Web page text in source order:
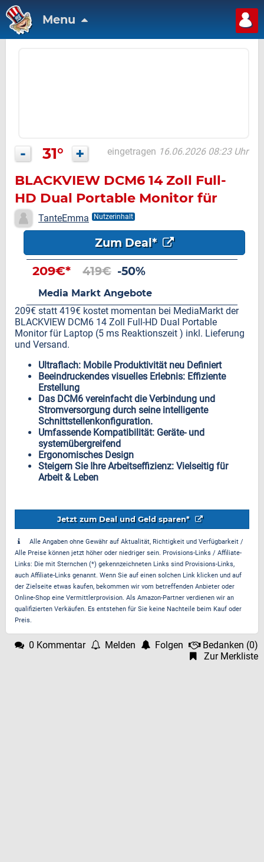
Menu
- 31° + eingetragen 16.06.2026 08:23 Uhr
BLACKVIEW DCM6 14 Zoll Full-
HD Dual Portable Monitor für
Laptop (5 ms Reaktionszeit )
TanteEmma Nutzerinhalt
Zum Deal*
209€* 419€ -50%
Media Markt Angebote
209€ statt 419€ kostet momentan bei MediaMarkt der
BLACKVIEW DCM6 14 Zoll Full-HD Dual Portable
Monitor für Laptop (5 ms Reaktionszeit ) inkl. Lieferung
und Versand.
Ultraflach: Mobile Produktivität neu Definiert
Beeindruckendes visuelles Erlebnis: Effiziente
Erstellung
Das DCM6 vereinfacht die Verbindung und
Stromversorgung durch seine intelligente
Schnittstellenkonfiguration.
Umfassende Kompatibilität: Geräte- und
systemübergreifend
Ergonomisches Design
Steigern Sie Ihre Arbeitseffizienz: Vielseitig für
Arbeit & Leben
Jetzt zum Deal und Geld sparen*
Alle Angaben ohne Gewähr auf Aktualität, Richtigkeit und Verfügbarkeit /
Alle Preise können jetzt höher oder niedriger sein. Provisions-Links / Affiliate-
Links: Die mit Sternchen (*) gekennzeichneten Links sind Provisions-Links,
auch Affiliate-Links genannt. Wenn Sie auf einen solchen Link klicken und auf
der Zielseite etwas kaufen, bekommen wir vom betreffenden Anbieter oder
Online-Shop eine Vermittlerprovision. Als Amazon-Partner verdienen wir an
qualifizierten Verkäufen. Es entstehen für Sie keine Nachteile beim Kauf oder
Preis.
0 Kommentar Melden Folgen Bedanken (0)
Zur Merkliste